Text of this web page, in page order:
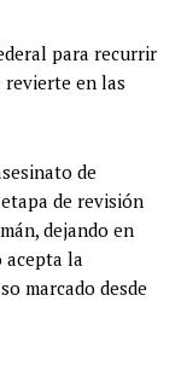
para recurrir
revierte en las
de
de revisión
dejando en
acepta la
marcado desde